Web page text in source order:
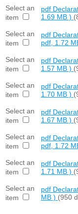
Select an
item
pdf
1.69 MB )
Select an
item
pdf
pdf, 1.72
Select an
item
pdf
1.57 MB )
Select an
item
pdf
1.70 MB )
Select an
item
pdf
1.67 MB )
Select an
item
pdf
pdf, 1.72
Select an
item
pdf
1.71 MB )
Select an
item
pdf
MB ) (950